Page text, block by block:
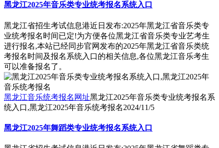
黑龙江2025年音乐类专业统考报名系统入口
黑龙江省招生考试信息港近日发布:2025年黑龙江省音乐类专
业统考报名时间已定!为方便各位黑龙江省音乐类专业艺考生
进行报名,本站已经同步官网发布的2025年黑龙江省音乐类统
考报名时间及报名系统入口的相关信息,各位黑龙江音乐考生
可以准备报名了。
黑龙江音乐统考报名网址黑龙江2025年音乐类专业统考报名系
统入口,黑龙江2025年音乐统考报名2024/11/5
黑龙江2025年舞蹈类专业统考报名系统入口